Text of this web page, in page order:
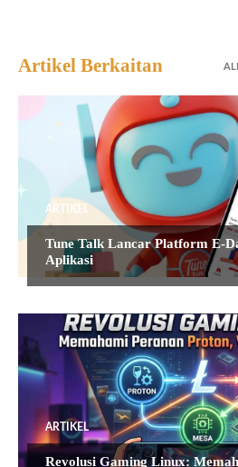
Artikel Berkaitan
ARTIKEL
Tune Talk Lancar Platform E-
Aplikasi
ARTIKEL
Revolusi Gaming Linux: